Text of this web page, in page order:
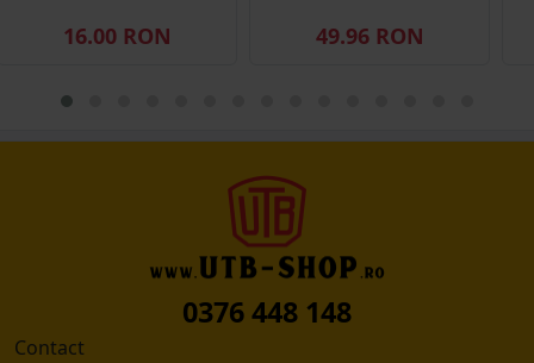
16.00 RON 49.96 RON
0376 448 148
Contact